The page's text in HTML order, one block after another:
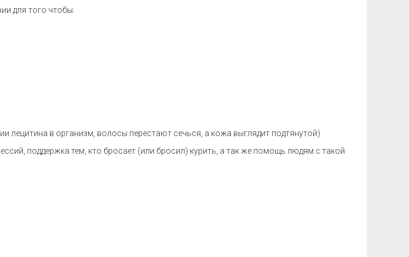
для того чтобы:
в организм, волосы перестают сечься, а кожа выглядит подтянутой)
поддержка тем, кто бросает (или бросил) курить, а так же помощь людям с такой